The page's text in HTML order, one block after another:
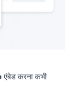
करना कभी